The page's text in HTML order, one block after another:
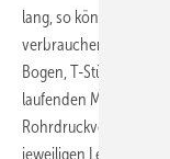
lang, so könnte man
verbrauchen. Rechnet
Bogen, T-Stücke und
laufenden Meter Rohr.
Rohrdruckverluste
jeweiligen Leitung den